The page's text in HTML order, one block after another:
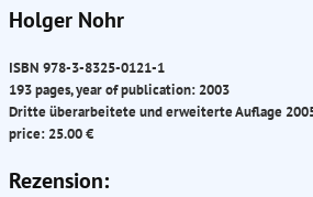
Holger Nohr
ISBN 978-3-8325-0121-1
193 pages, year of publication: 2003
Dritte überarbeitete und erweiterte Auflage
price: 25.00 €
Rezension: